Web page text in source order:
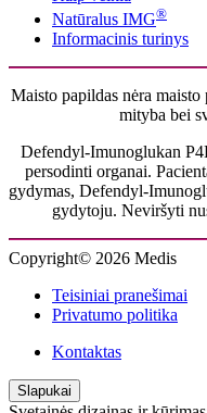
Natūralus IMG®
Informacinis turinys
Maisto papildas nėra
mityba bei
Defendyl-Imunoglukan
persodinti organai.
gydymas, Defendyl-
gydytoju. Neviršyti
Copyright© 2026 Medis
Teisiniai pranešimai
Privatumo politika
Kontaktas
Slapukai